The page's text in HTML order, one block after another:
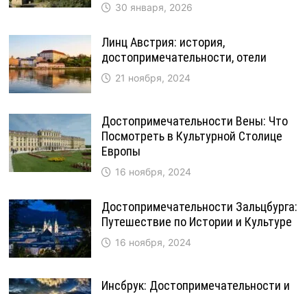
30 января, 2026
Линц Австрия: история,
достопримечательности, отели
21 ноября, 2024
Достопримечательности Вены: Что
Посмотреть в Культурной Столице
Европы
16 ноября, 2024
Достопримечательности Зальцбурга:
Путешествие по Истории и Культуре
16 ноября, 2024
Инсбрук: Достопримечательности и